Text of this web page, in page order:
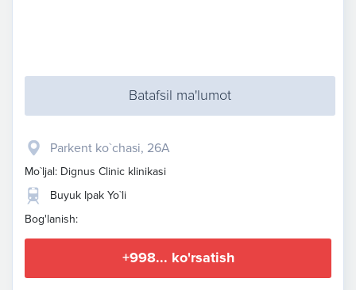
Batafsil ma'lumot
Parkent ko`chasi, 26A
Mo`ljal: Dignus Clinic klinikasi
Buyuk Ipak Yo`li
Bog'lanish:
+998... ko'rsatish